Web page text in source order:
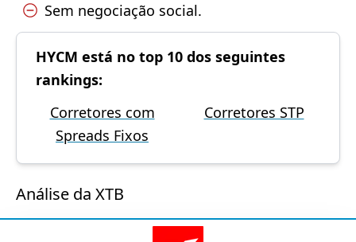
Sem negociação social.
HYCM está no top 10 dos seguintes
rankings:
Corretores com
Spreads Fixos
Corretores STP
Análise da XTB